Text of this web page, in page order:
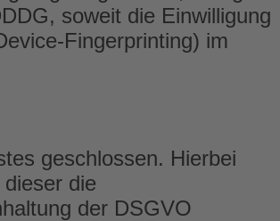
soweit die Einwilligung
Fingerprinting) im
geschlossen. Hierbei
die
der DSGVO